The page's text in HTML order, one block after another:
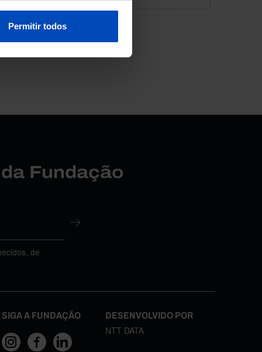
Permitir todos
Fundação
de
SIGA A FUNDAÇÃO DESENVOLVIDO POR
NTT DATA